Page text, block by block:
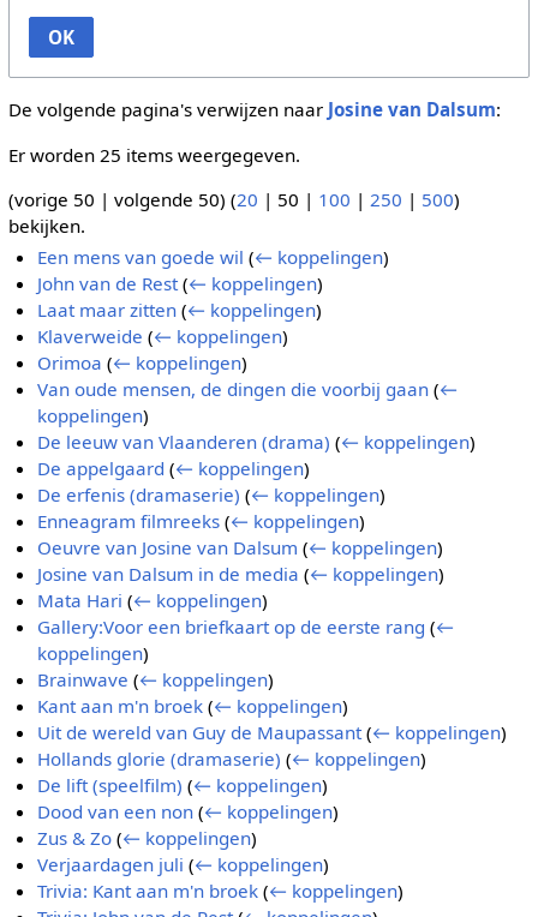
OK
De volgende pagina's verwijzen naar Josine van Dalsum:
Er worden 25 items weergegeven.
(vorige 50 | volgende 50) (20 | 50 | 100 | 250 | 500)
bekijken.
Een mens van goede wil (← koppelingen)
John van de Rest (← koppelingen)
Laat maar zitten (← koppelingen)
Klaverweide (← koppelingen)
Orimoa (← koppelingen)
Van oude mensen, de dingen die voorbij gaan (←
koppelingen)
De leeuw van Vlaanderen (drama) (← koppelingen)
De appelgaard (← koppelingen)
De erfenis (dramaserie) (← koppelingen)
Enneagram filmreeks (← koppelingen)
Oeuvre van Josine van Dalsum (← koppelingen)
Josine van Dalsum in de media (← koppelingen)
Mata Hari (← koppelingen)
Gallery:Voor een briefkaart op de eerste rang (←
koppelingen)
Brainwave (← koppelingen)
Kant aan m'n broek (← koppelingen)
Uit de wereld van Guy de Maupassant (← koppelingen)
Hollands glorie (dramaserie) (← koppelingen)
De lift (speelfilm) (← koppelingen)
Dood van een non (← koppelingen)
Zus & Zo (← koppelingen)
Verjaardagen juli (← koppelingen)
Trivia: Kant aan m'n broek (← koppelingen)